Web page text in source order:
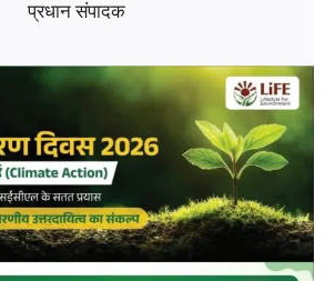
प्रधान संपादक